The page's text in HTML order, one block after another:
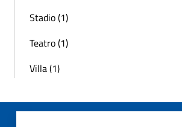
Stadio (1)
Teatro (1)
Villa (1)